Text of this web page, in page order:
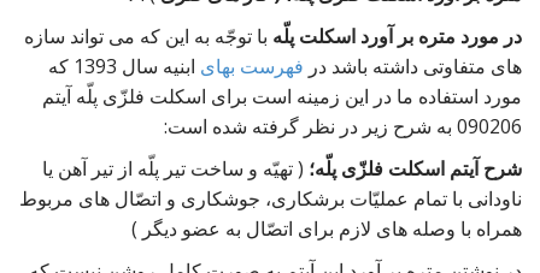
در مورد متره بر آورد اسکلت پلّه با توجّه به این که می تواند سازه
های متفاوتی داشته باشد در فهرست بهای
ابنیه سال 1393 که
مورد استفاده ما در این زمینه است برای اسکلت فلزّی پلّه آیتم
090206 به شرح زیر در نظر گرفته شده است:
شرح آیتم اسکلت فلزّی پلّه؛ ( تهیّه و ساخت تیر پلّه از تیر آهن یا
ناودانی با تمام عملیّات برشکاری، جوشکاری و اتصّال های مربوط
همراه با وصله های لازم برای اتصّال به عضو دیگر )